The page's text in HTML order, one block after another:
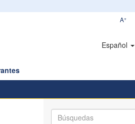
A+
Español